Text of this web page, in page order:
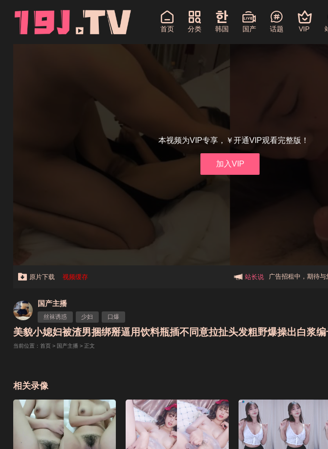
首页 分类 韩国 国产 话题 VIP
本视频为VIP专享，￥开通VIP观看完整版！
加入VIP
原片下载 视频缓存 站长说 广告招租中，期待与
国产主播
丝袜诱惑 少妇 口爆
美貌小媳妇被渣男捆绑掰逼用饮料瓶插不同意拉扯头发粗野爆操出白浆
当前位置： 首页 > 国产主播 > 正文
相关录像